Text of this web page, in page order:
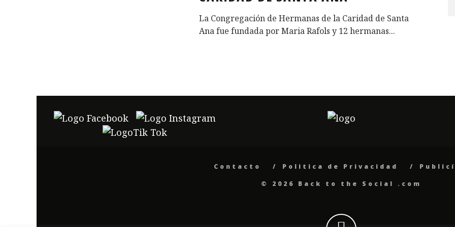
La Congregación de Hermanas de la Caridad de Santa
Ana fue fundada por Maria Rafols y 12 hermanas...
Contacto Politica de Privacidad
© 2026 Back to the Social .com